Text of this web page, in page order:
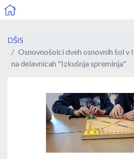
DŠIS
Osnovnošolci dveh osnovnih šol
na delavnicah "Izkušnja spreminja"